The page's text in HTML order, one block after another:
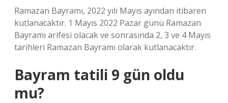
Ramazan Bayramı, 2022 yılı Mayıs ayından itibaren
kutlanacaktır. 1 Mayıs 2022 Pazar günü Ramazan
Bayramı arifesi olacak ve sonrasında 2, 3 ve 4 Mayıs
tarihleri ​​Ramazan Bayramı olarak kutlanacaktır.
Bayram tatili 9 gün oldu
mu?